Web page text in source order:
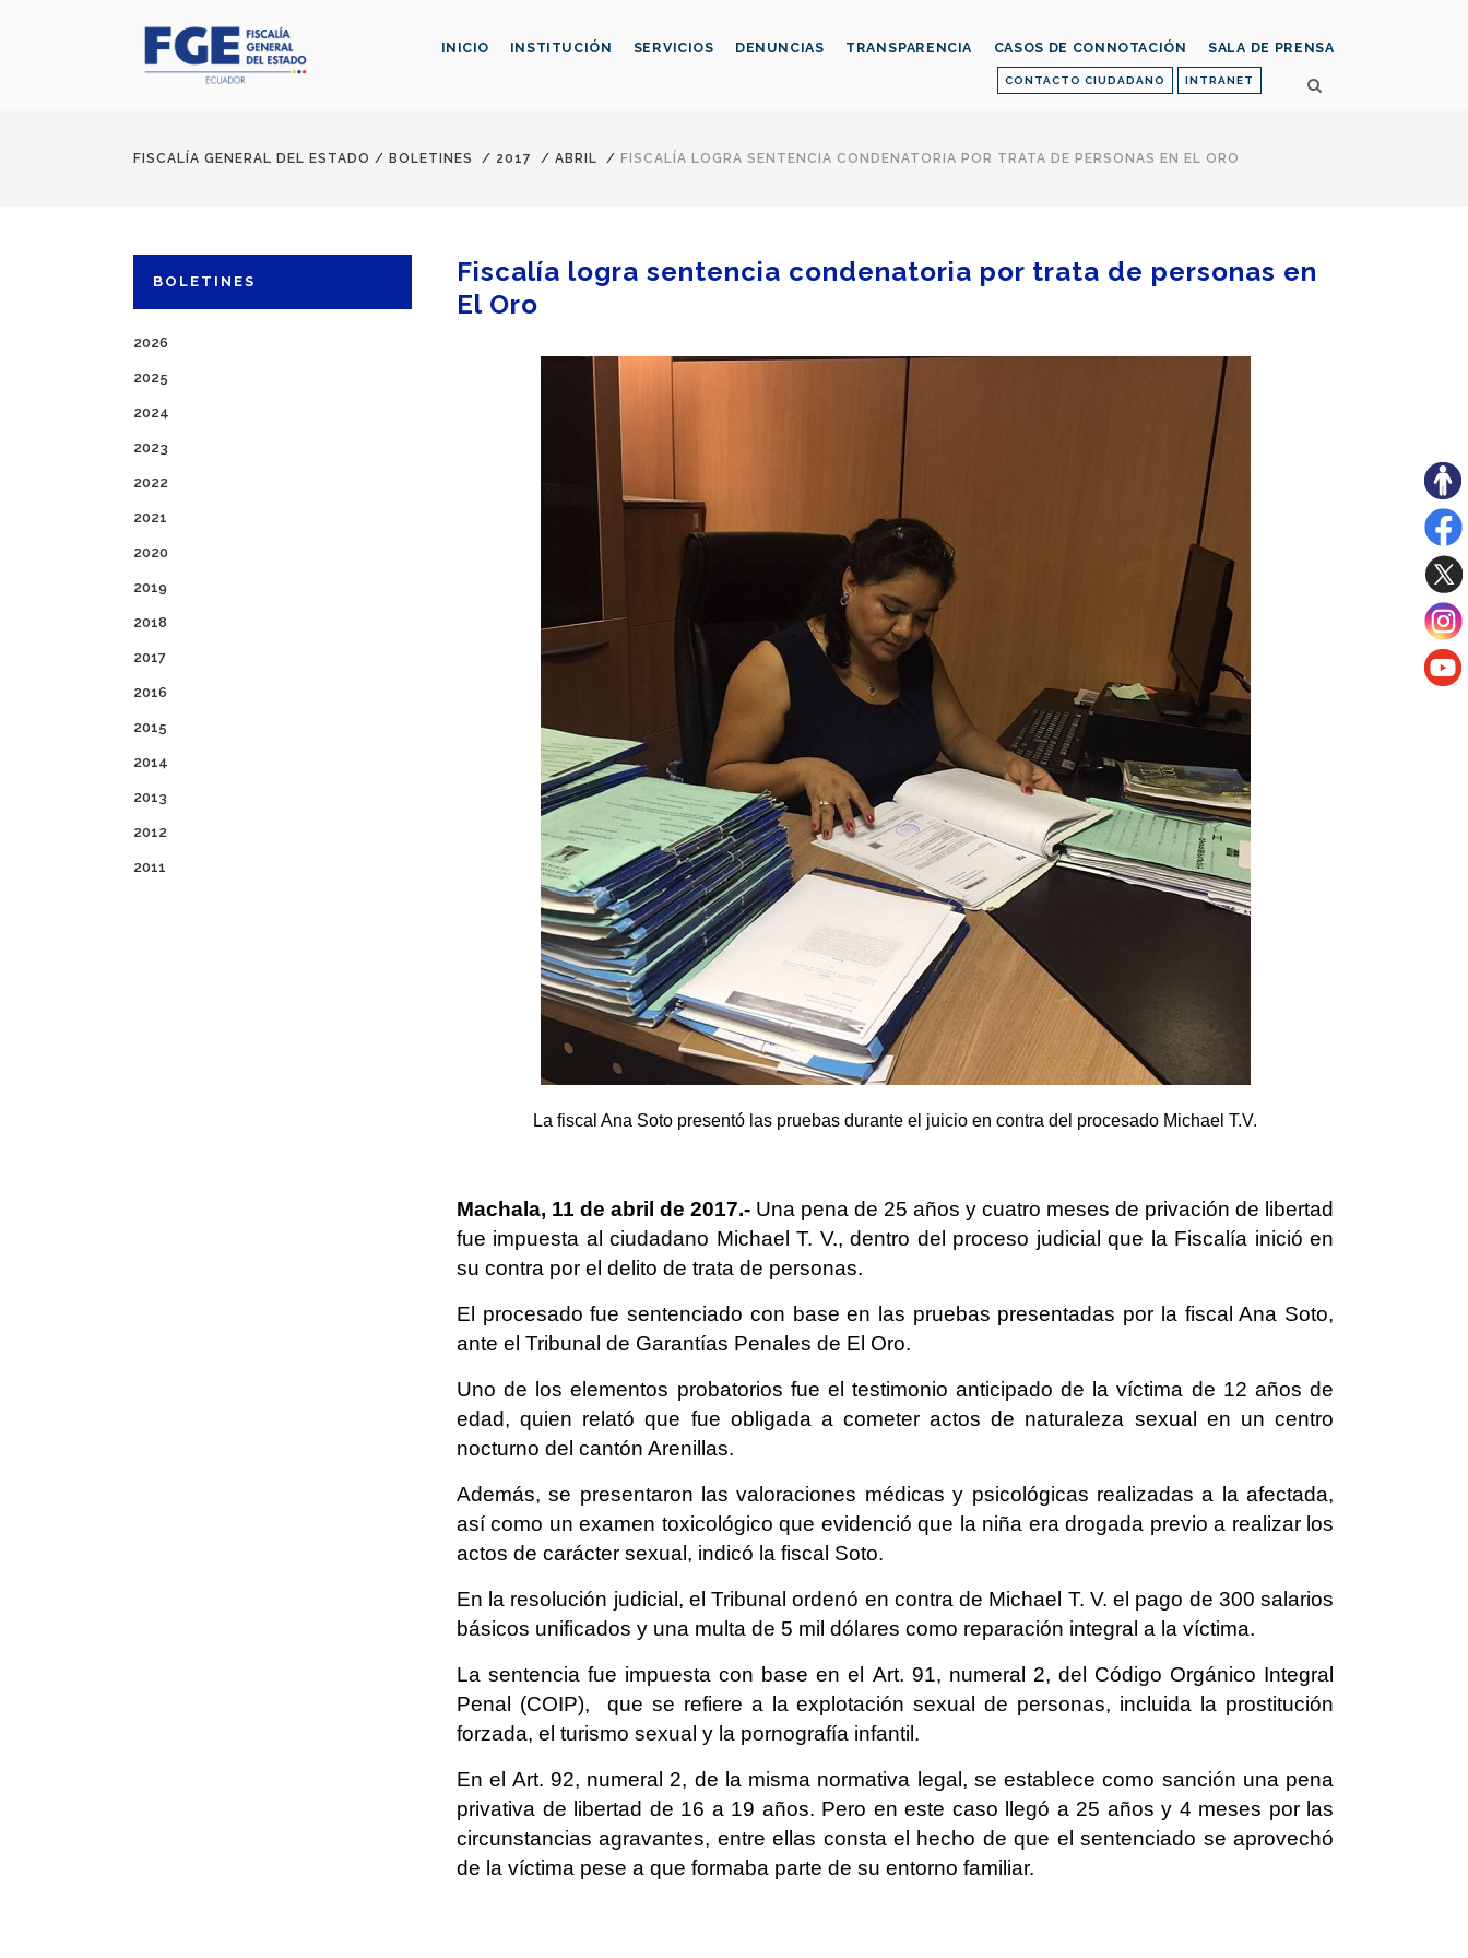
CONTACTO CIUDADANO INTRANET
INICIO INSTITUCIÓN SERVICIOS DENUNCIAS TRANSPARENCIA CASOS DE CONNOTACIÓN SALA DE PRENSA
FISCALÍA GENERAL DEL ESTADO / BOLETINES / 2017 / ABRIL / FISCALÍA LOGRA SENTENCIA CONDENATORIA POR TRATA DE PERSONAS EN EL ORO
BOLETINES
2026
2025
2024
2023
2022
2021
2020
2019
2018
2017
2016
2015
2014
2013
2012
2011
Fiscalía logra sentencia condenatoria por trata de personas en
El Oro
La fiscal Ana Soto presentó las pruebas durante el juicio en contra del procesado Michael T.V.
Machala, 11 de abril de 2017.- Una pena de 25 años y cuatro meses de privación de libertad
fue impuesta al ciudadano Michael T. V., dentro del proceso judicial que la Fiscalía inició en
su contra por el delito de trata de personas.
El procesado fue sentenciado con base en las pruebas presentadas por la fiscal Ana Soto,
ante el Tribunal de Garantías Penales de El Oro.
Uno de los elementos probatorios fue el testimonio anticipado de la víctima de 12 años de
edad, quien relató que fue obligada a cometer actos de naturaleza sexual en un centro
nocturno del cantón Arenillas.
Además, se presentaron las valoraciones médicas y psicológicas realizadas a la afectada,
así como un examen toxicológico que evidenció que la niña era drogada previo a realizar los
actos de carácter sexual, indicó la fiscal Soto.
En la resolución judicial, el Tribunal ordenó en contra de Michael T. V. el pago de 300 salarios
básicos unificados y una multa de 5 mil dólares como reparación integral a la víctima.
La sentencia fue impuesta con base en el Art. 91, numeral 2, del Código Orgánico Integral
Penal (COIP), que se refiere a la explotación sexual de personas, incluida la prostitución
forzada, el turismo sexual y la pornografía infantil.
En el Art. 92, numeral 2, de la misma normativa legal, se establece como sanción una pena
privativa de libertad de 16 a 19 años. Pero en este caso llegó a 25 años y 4 meses por las
circunstancias agravantes, entre ellas consta el hecho de que el sentenciado se aprovechó
de la víctima pese a que formaba parte de su entorno familiar.